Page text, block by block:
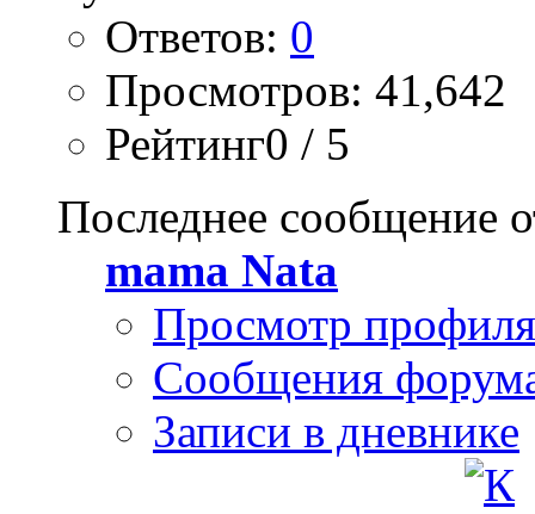
Ответов: 0
Просмотров: 41,642
Рейтинг0 / 5
Последнее сообщение
mama Nata
Просмотр профиля
Сообщения
Записи в дневнике